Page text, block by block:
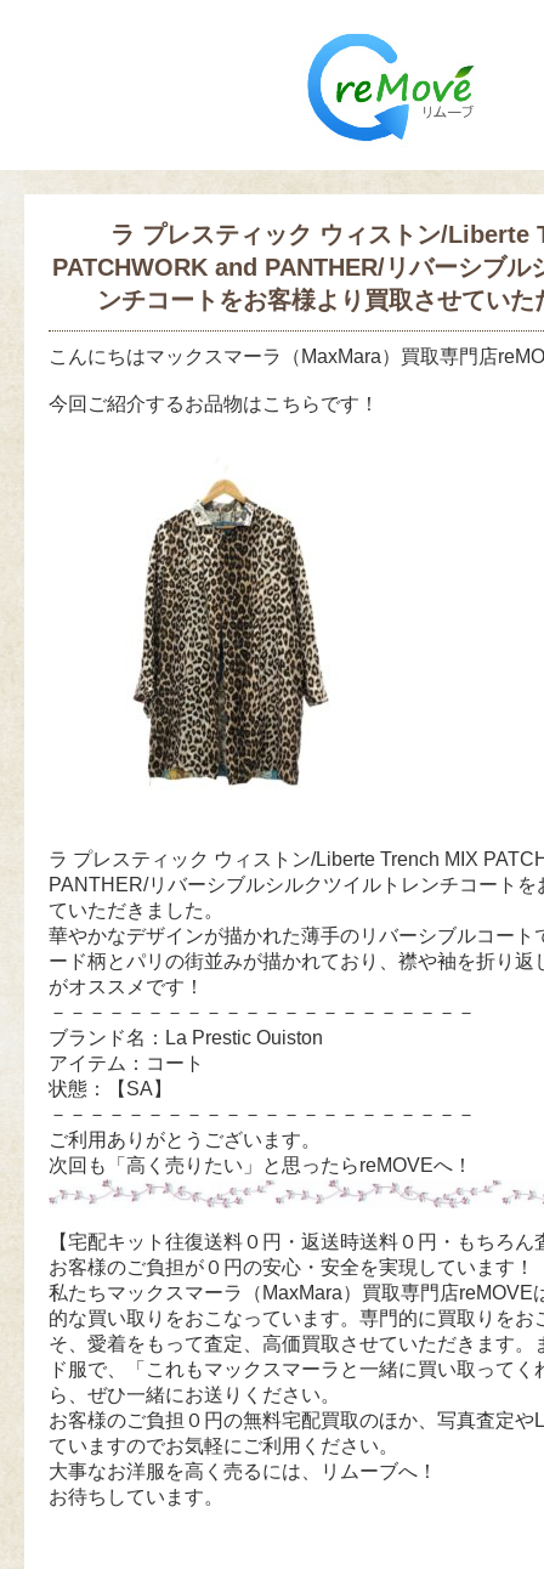
ラ プレスティック ウィストン/Liberte
PATCHWORK and PANTHER/リバーシブル
ンチコートをお客様より買取させていた
こんにちはマックスマーラ（MaxMara）買取専門店
今回ご紹介するお品物はこちらです！
ラ プレスティック ウィストン/Liberte Trench MIX
PANTHER/リバーシブルシルクツイルトレンチコート
ていただきました。
華やかなデザインが描かれた薄手のリバーシブルコート
ード柄とパリの街並みが描かれており、襟や袖を折り返
がオススメです！
－－－－－－－－－－－－－－－－－－－－－－
ブランド名：La Prestic Ouiston
アイテム：コート
状態：【SA】
－－－－－－－－－－－－－－－－－－－－－－
ご利用ありがとうございます。
次回も「高く売りたい」と思ったらreMOVEへ！
【宅配キット往復送料０円・返送時送料０円・もちろん
お客様のご負担が０円の安心・安全を実現しています！
私たちマックスマーラ（MaxMara）買取専門店reMOVE
的な買い取りをおこなっています。専門的に買取りをお
そ、愛着をもって査定、高価買取させていただきます。
ド服で、「これもマックスマーラと一緒に買い取ってく
ら、ぜひ一緒にお送りください。
お客様のご負担０円の無料宅配買取のほか、写真査定や
ていますのでお気軽にご利用ください。
大事なお洋服を高く売るには、リムーブへ！
お待ちしています。